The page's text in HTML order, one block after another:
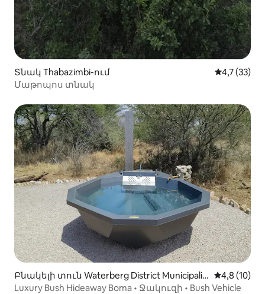
Տնակ Thabazimbi-ում Միջին
4,7 (33)
Մաթոպոս տնակ
Բնակելի տուն Waterberg District Municipalit
y-ում
Միջին
4,8 (10)
Luxury Bush Hideaway Boma • Ջակուզի • Bush Vehicle